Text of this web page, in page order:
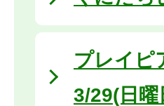
プレイピ
3/29(日曜